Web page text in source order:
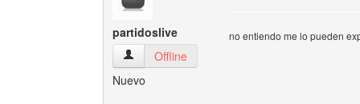
partidoslive
partidoslive Ver perfil del usuario
Offline
Nuevo
no entiendo me lo pueden